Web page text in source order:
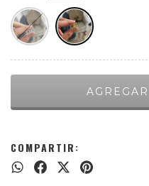
COMPARTIR: